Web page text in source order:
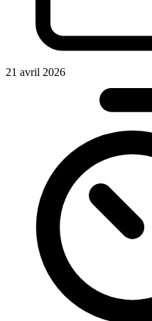
21 avril 2026